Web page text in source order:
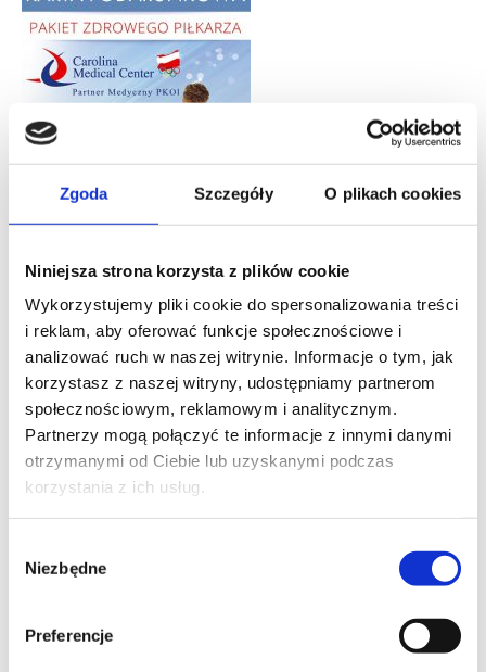
Zgoda Szczegóły O plikach cookies
Niniejsza strona korzysta z plików cookie
Wykorzystujemy pliki cookie do spersonalizowania treści
i reklam, aby oferować funkcje społecznościowe i
analizować ruch w naszej witrynie. Informacje o tym, jak
korzystasz z naszej witryny, udostępniamy partnerom
społecznościowym, reklamowym i analitycznym.
Partnerzy mogą połączyć te informacje z innymi danymi
otrzymanymi od Ciebie lub uzyskanymi podczas
korzystania z ich usług.
zgody
Niezbędne
Preferencje
Szukasz pomysłu na oryginalny prezent świąteczny?
W Carolina Medical Center oferujemy karty
podarunkowe dla biegaczy, piłkarzy, narciarzy i
tenisistów. To świetny prezent dla osób aktywnych,
które chcą rozwijać się w swoim ulubionym sporcie i
zmniejszyć ryzyko urazów.
Karta podarunkowa upoważnia do wykonania
zestawu funkcjonalych badań diagnostycznych,
dyscypliny sportu. Specjaliści Carolina Medical Center
określą, jakie elementy narządu ruchu warto
zmnimalizować ryzyko problemów
zdrowotnych. Wyniki badań zinterpretuje trener